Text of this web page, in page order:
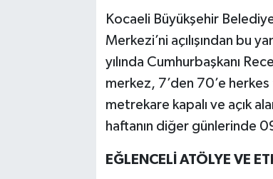
Kocaeli Büyükşehir
Merkezi’ni açılışından bu
yılında Cumhurbaşkanı
merkez, 7’den 70’e
metrekare kapalı ve açık
haftanın diğer günlerinde
EĞLENCELİ ATÖLYE VE